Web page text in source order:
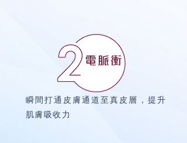
電脈衝
瞬間打通皮膚通道至真皮層，提升
肌膚吸收力